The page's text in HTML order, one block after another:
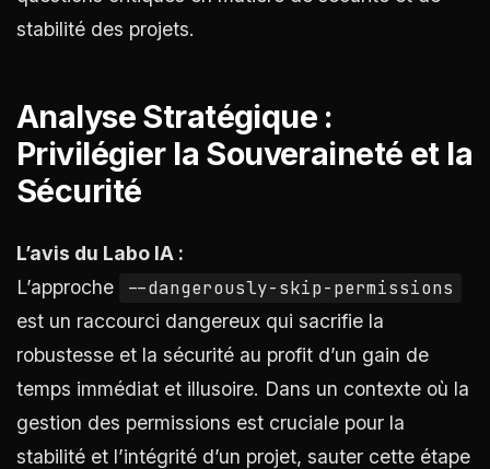
stabilité des projets.
Analyse Stratégique :
Privilégier la Souveraineté et la
Sécurité
L’avis du Labo IA :
L’approche
--dangerously-skip-permissions
est un raccourci dangereux qui sacrifie la
robustesse et la sécurité au profit d’un gain de
temps immédiat et illusoire. Dans un contexte où la
gestion des permissions est cruciale pour la
stabilité et l’intégrité d’un projet, sauter cette étape